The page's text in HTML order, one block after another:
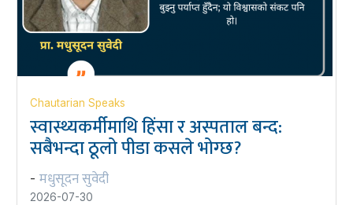
Chautarian Speaks
स्वास्थ्यकर्मीमाथि हिंसा र अस्पताल बन्द:
सबैभन्दा ठूलो पीडा कसले भोग्छ?
- मधुसूदन सुवेदी
2026-07-30